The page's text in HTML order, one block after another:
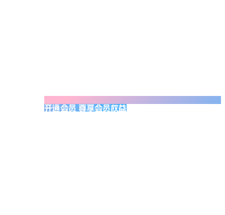
开通会员 尊享会员权益